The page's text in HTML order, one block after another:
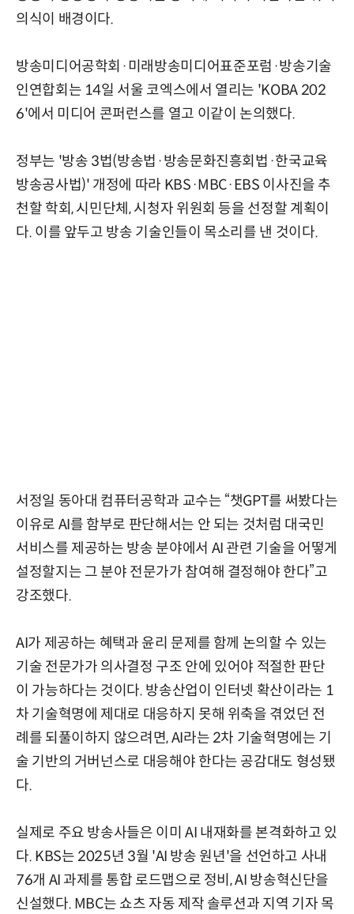
의식이 배경이다.
방송미디어공학회·미래방송미디어표준포럼·방송기술
인연합회는 14일 서울 코엑스에서 열리는 'KOBA 202
6'에서 미디어 콘퍼런스를 열고 이같이 논의했다.
정부는 '방송 3법(방송법·방송문화진흥회법·한국교육
방송공사법)' 개정에 따라 KBS·MBC·EBS 이사진을 추
천할 학회, 시민단체, 시청자 위원회 등을 선정할 계획이
다. 이를 앞두고 방송 기술인들이 목소리를 낸 것이다.
서정일 동아대 컴퓨터공학과 교수는 “챗GPT를 써봤다는
이유로 AI를 함부로 판단해서는 안 되는 것처럼 대국민
서비스를 제공하는 방송 분야에서 AI 관련 기술을 어떻게
설정할지는 그 분야 전문가가 참여해 결정해야 한다”고
강조했다.
AI가 제공하는 혜택과 윤리 문제를 함께 논의할 수 있는
기술 전문가가 의사결정 구조 안에 있어야 적절한 판단
이 가능하다는 것이다. 방송산업이 인터넷 확산이라는 1
차 기술혁명에 제대로 대응하지 못해 위축을 겪었던 전
례를 되풀이하지 않으려면, AI라는 2차 기술혁명에는 기
술 기반의 거버넌스로 대응해야 한다는 공감대도 형성됐
다.
실제로 주요 방송사들은 이미 AI 내재화를 본격화하고 있
다. KBS는 2025년 3월 'AI 방송 원년'을 선언하고 사내
76개 AI 과제를 통합 로드맵으로 정비, AI 방송혁신단을
신설했다. MBC는 쇼츠 자동 제작 솔루션과 지역 기자 목